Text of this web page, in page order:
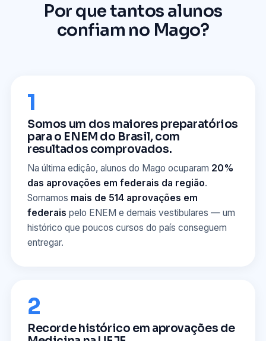
Por que tantos alunos
confiam no Mago?
1
Somos um dos maiores preparatórios
para o ENEM do Brasil, com
resultados comprovados.
Na última edição, alunos do Mago ocuparam 20%
das aprovações em federais da região.
Somamos mais de 514 aprovações em
federais pelo ENEM e demais vestibulares — um
histórico que poucos cursos do país conseguem
entregar.
2
Recorde histórico em aprovações de